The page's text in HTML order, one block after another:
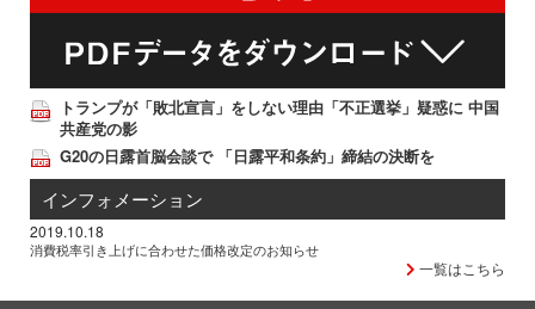
トランプが「敗北宣言」をしない理由「不正選挙」疑惑に 中国
共産党の影
G20の日露首脳会談で 「日露平和条約」締結の決断を
インフォメーション
2019.10.18
消費税率引き上げに合わせた価格改定のお知らせ
一覧はこちら